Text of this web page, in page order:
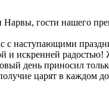
гости нашего
с наступающими
и искренней радостью!
день приносил
царят в каждом